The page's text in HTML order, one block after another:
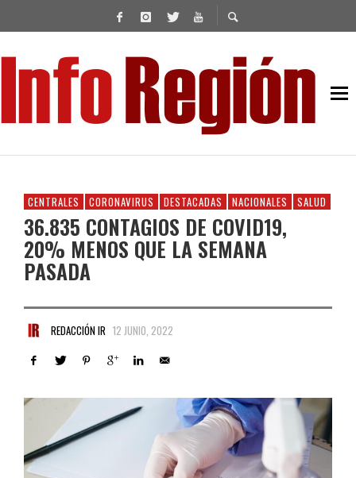
CENTRALES CORONAVIRUS DESTACADAS NACIONALES SALUD
36.835 CONTAGIOS DE COVID19,
20% MENOS QUE LA SEMANA
PASADA
REDACCIÓN IR 12 JUNIO, 2022